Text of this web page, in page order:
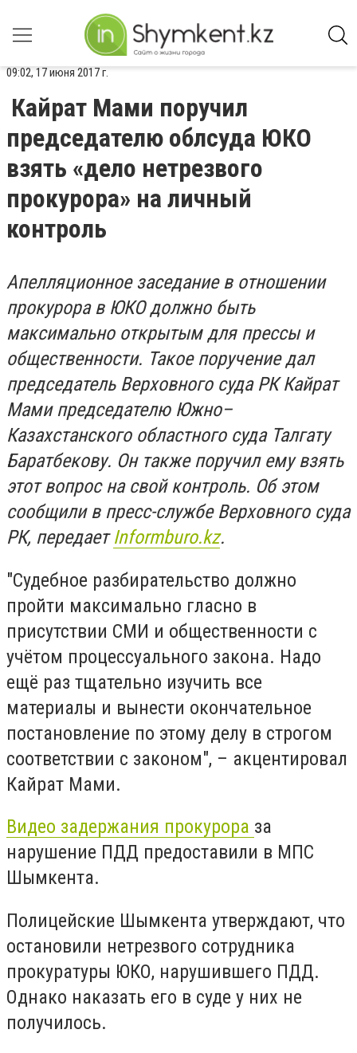
09:02, 17 июня 2017 г.
Кайрат Мами поручил
председателю облсуда ЮКО
взять «дело нетрезвого
прокурора» на личный
контроль
Апелляционное заседание в отношении
прокурора в ЮКО должно быть
максимально открытым для прессы и
общественности. Такое поручение дал
председатель Верховного суда РК Кайрат
Мами председателю Южно–
Казахстанского областного суда Талгату
Баратбекову. Он также поручил ему взять
этот вопрос на свой контроль. Об этом
сообщили в пресс-службе Верховного суда
РК, передаетInformburo.kz.
"Судебное разбирательство должно
пройти максимально гласно в
присутствии СМИ и общественности с
учётом процессуального закона. Надо
ещё раз тщательно изучить все
материалы и вынести окончательное
постановление по этому делу в строгом
соответствии с законом", – акцентировал
Кайрат Мами.
Видео задержания прокурора за
нарушение ПДД предоставили в МПС
Шымкента.
Полицейские Шымкента утверждают, что
остановили нетрезвого сотрудника
прокуратуры ЮКО, нарушившего ПДД.
Однако наказать его в суде у них не
получилось.